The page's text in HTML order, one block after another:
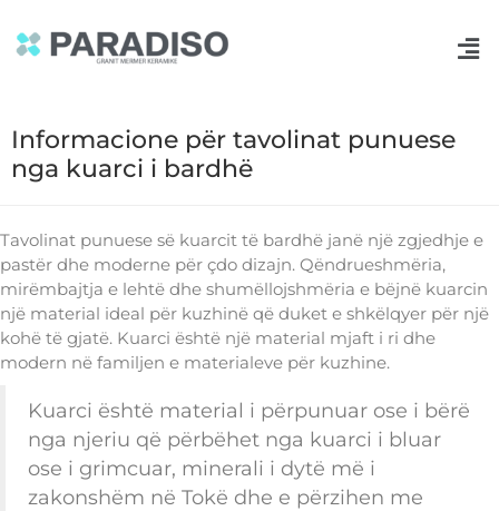
Informacione për tavolinat punuese
nga kuarci i bardhë
Tavolinat punuese së kuarcit të bardhë janë një zgjedhje e
pastër dhe moderne për çdo dizajn. Qëndrueshmëria,
mirëmbajtja e lehtë dhe shumëllojshmëria e bëjnë kuarcin
një material ideal për kuzhinë që duket e shkëlqyer për një
kohë të gjatë. Kuarci është një material mjaft i ri dhe
modern në familjen e materialeve për kuzhine.
Kuarci është material i përpunuar ose i bërë
nga njeriu që përbëhet nga kuarci i bluar
ose i grimcuar, minerali i dytë më i
zakonshëm në Tokë dhe e përzihen me